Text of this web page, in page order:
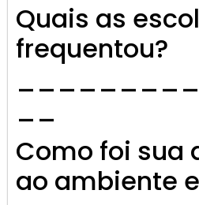
Quais as
frequentou?
__
Como foi sua
ao ambiente